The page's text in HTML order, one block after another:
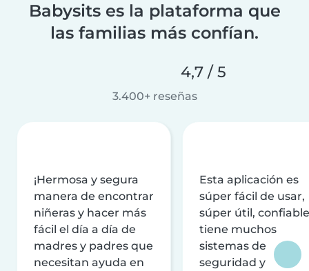
Babysits es la plataforma que
las familias más confían.
4,7 / 5
3.400+ reseñas
¡Hermosa y segura
manera de encontrar
niñeras y hacer más
fácil el día a día de
madres y padres que
necesitan ayuda en
Esta aplicación es
súper fácil de usar,
súper útil,
tiene muchos
sistemas de
seguridad y